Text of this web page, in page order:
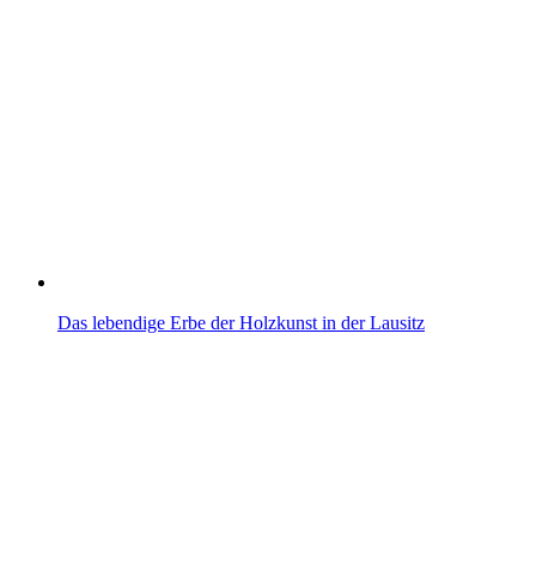
Das lebendige Erbe der Holzkunst in der Lausitz